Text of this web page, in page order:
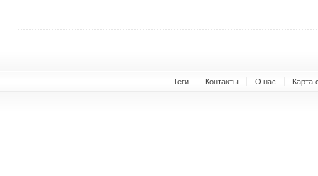
Теги Контакты О нас Карта